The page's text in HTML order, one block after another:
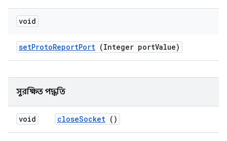
void
setProtoReportPort (Integer portValue)
সুরক্ষিত পদ্ধতি
void closeSocket ()